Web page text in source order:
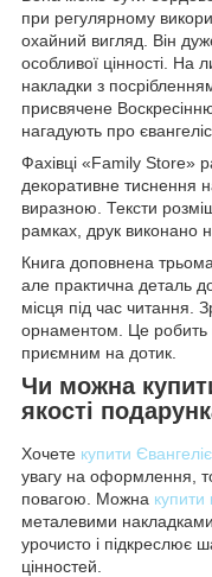
при регулярному
охайний вигляд. Він
особливої цінності. На
накладки з
присвячене
нагадують про
Фахівці «Family Store»
декоративне тиснення
виразною. Тексти
рамках, друк виконано
Книга доповнена
але практична деталь
місця під час читання.
орнаментом. Це робить
приємним на дотик.
Чи можна
якості
Хочете купити Євангеліє
увагу на оформлення,
повагою. Можна купити
металевими
урочисто і підкреслює
цінностей.